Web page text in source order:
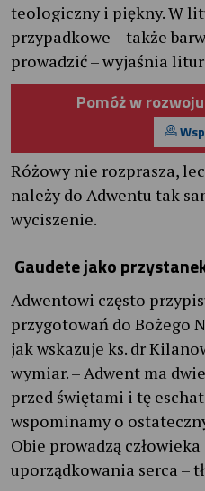
teologiczny i piękny. W
przypadkowe – także
prowadzić – wyjaśnia
Pomóż w
Różowy nie rozprasza,
należy do Adwentu tak
wyciszenie.
Gaudete jako
Adwentowi często
przygotowań do Bożego
jak wskazuje ks. dr
wymiar. – Adwent ma
przed świętami i tę
wspominamy o
Obie prowadzą
uporządkowania serca –